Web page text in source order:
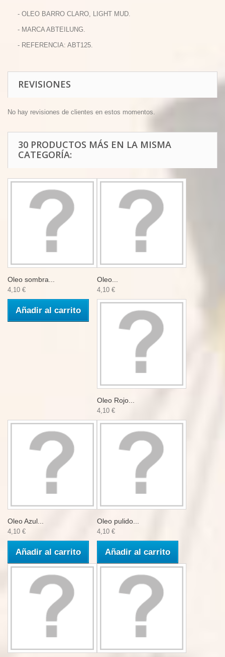
- OLEO BARRO CLARO, LIGHT MUD.
- MARCA ABTEILUNG.
- REFERENCIA: ABT125.
REVISIONES
No hay revisiones de clientes en estos momentos.
30 PRODUCTOS MÁS EN LA MISMA
CATEGORÍA:
Oleo sombra...
4,10 €
Añadir al carrito
Oleo...
4,10 €
Oleo Rojo...
4,10 €
Oleo Azul...
4,10 €
Añadir al carrito
Oleo pulido...
4,10 €
Añadir al carrito